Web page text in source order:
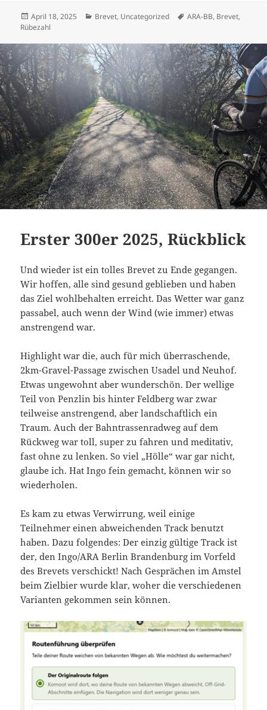
Veröffentlicht
am
April 18, 2025 Kategorien
Brevet, Uncategorized Schlagwörter
ARA-BB, Brevet,
Rübezahl
Erster 300er 2025, Rückblick
Und wieder ist ein tolles Brevet zu Ende gegangen.
Wir hoffen, alle sind gesund geblieben und haben
das Ziel wohlbehalten erreicht. Das Wetter war ganz
passabel, auch wenn der Wind (wie immer) etwas
anstrengend war.
Highlight war die, auch für mich überraschende,
2km-Gravel-Passage zwischen Usadel und Neuhof.
Etwas ungewohnt aber wunderschön. Der wellige
Teil von Penzlin bis hinter Feldberg war zwar
teilweise anstrengend, aber landschaftlich ein
Traum. Auch der Bahntrassenradweg auf dem
Rückweg war toll, super zu fahren und meditativ,
fast ohne zu lenken. So viel „Hölle“ war gar nicht,
glaube ich. Hat Ingo fein gemacht, können wir so
wiederholen.
Es kam zu etwas Verwirrung, weil einige
Teilnehmer einen abweichenden Track benutzt
haben. Dazu folgendes: Der einzig gültige Track ist
der, den Ingo/ARA Berlin Brandenburg im Vorfeld
des Brevets verschickt! Nach Gesprächen im Amstel
beim Zielbier wurde klar, woher die verschiedenen
Varianten gekommen sein können.